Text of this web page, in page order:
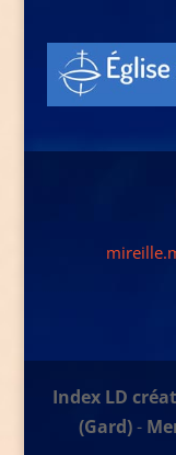
Index LD
(Gard)-